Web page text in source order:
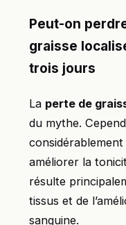
Peut-on
graisse
trois jours
La perte de
du mythe.
améliorer la
résulte
tissus et de
sanguine.